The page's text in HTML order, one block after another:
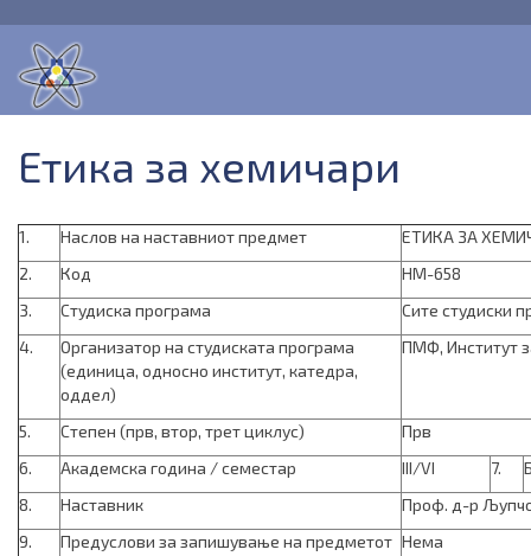
Етика за хемичари
1. Наслов на наставниот предмет
ЕТИКА ЗА
2.
Код
HM-658
3.
Студиска програма
Сите студиски
4.
Организатор на студиската програма
(единица, односно институт, катедра,
оддел)
ПМФ, Институт
5. Степен (прв, втор, трет циклус)
Прв
6.
Академска година / семестар III/VI 7.
8.
Наставник
Проф. д-р
9.
Предуслови за запишување на предметот Нема